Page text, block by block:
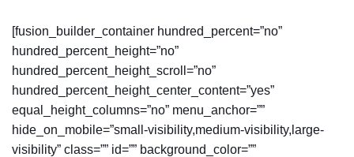
[fusion_builder_container hundred_percent=”no”
hundred_percent_height=”no”
hundred_percent_height_scroll=”no”
hundred_percent_height_center_content=”yes”
equal_height_columns=”no” menu_anchor=””
hide_on_mobile=”small-visibility,medium-visibility,large-
visibility” class=”” id=”” background_color=””